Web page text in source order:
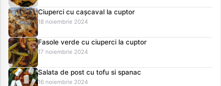
Ciuperci cu cașcaval la cuptor
18 noiembrie 2024
Fasole verde cu ciuperci la cuptor
17 noiembrie 2024
Salata de post cu tofu si spanac
16 noiembrie 2024